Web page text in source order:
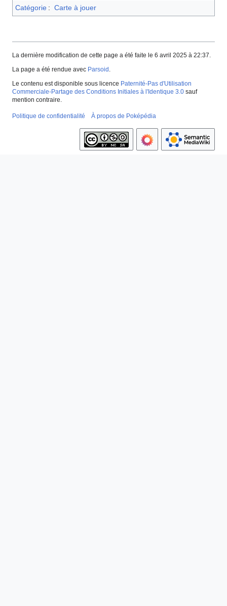
Catégorie : Carte à jouer
La dernière modification de cette page a été faite le 6 avril 2025 à 22:37.
La page a été rendue avec Parsoid .
Le contenu est disponible sous licence Paternité-Pas d'Utilisation
Commerciale-Partage des Conditions Initiales à l'Identique 3.0 sauf
mention contraire.
Politique de confidentialité À propos de Poképédia